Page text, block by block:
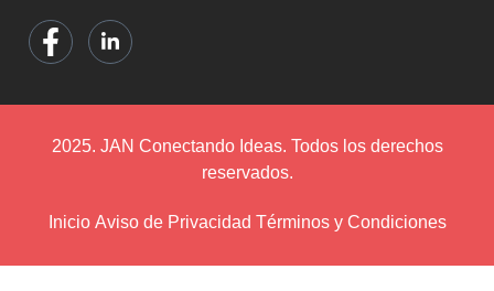
2025. JAN Conectando Ideas. Todos los derechos
reservados.
Inicio Aviso de Privacidad Términos y Condiciones